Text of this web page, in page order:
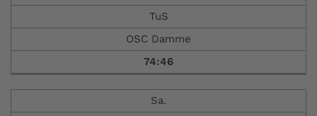
TuS
OSC Damme
74:46
Sa.